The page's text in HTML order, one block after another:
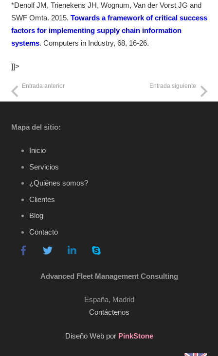
*Denolf JM, Trienekens JH, Wognum, Van der Vorst JG and
SWF Omta. 2015. Towards a framework of critical success
factors for implementing supply chain information
systems. Computers in Industry, 68, 16-26.
]]>
Entrada anterior Entrada siguiente
Mapa del sitio:
Inicio
Servicios
¿Quiénes somos?
Clientes
Blog
Contacto
Advanced Fleet Management Consulting
España, Madrid
Contáctenos
Diseño Web por PinkStone